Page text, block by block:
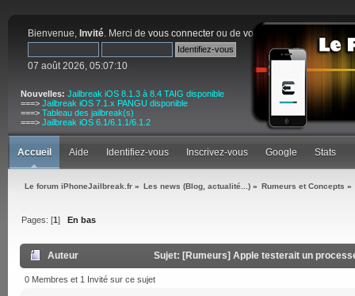
Bienvenue, Invité. Merci de vous connecter ou de vous inscrire
07 août 2026, 05:07:10
Nouvelles: Jailbreak iOS 8.1.3 à 8.4 TAIG disponible
===> Jailbreak iOS 7.1.x PANGU disponible
===> Tableau des jailbreak(s)
===> Jailbreak iOS 6.1/6.1.1/6.1.2
Accueil Aide Identifiez-vous Inscrivez-vous Google Stats
Le forum iPhoneJailbreak.fr » Les news (Blog, actualité...) » Rumeurs et Concepts »
Pages: [1] En bas
Auteur Sujet: [Rumeurs] Apple testerait un
0 Membres et 1 Invité sur ce sujet